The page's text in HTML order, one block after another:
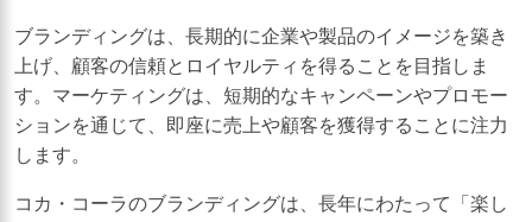
ブランディングは、長期的に企業や製品のイメージを築き
上げ、顧客の信頼とロイヤルティを得ることを目指しま
す。マーケティングは、短期的なキャンペーンやプロモー
ションを通じて、即座に売上や顧客を獲得することに注力
します。
コカ・コーラのブランディングは、長年にわたって「楽し